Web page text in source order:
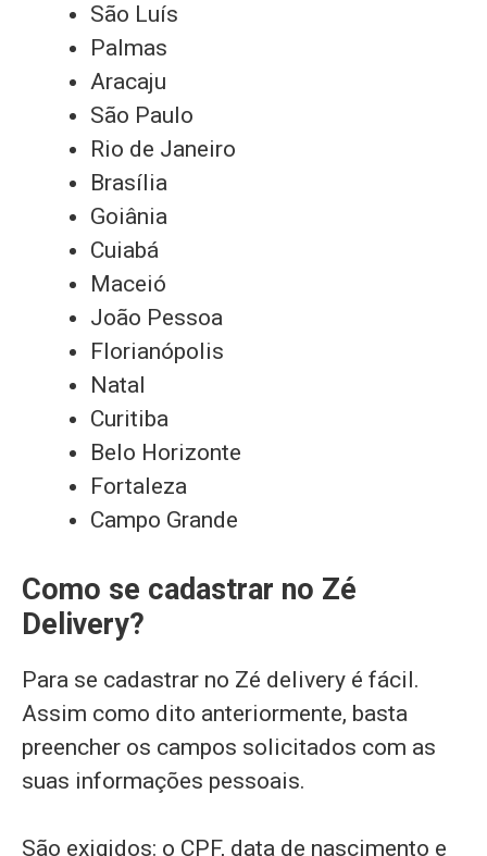
São Luís
Palmas
Aracaju
São Paulo
Rio de Janeiro
Brasília
Goiânia
Cuiabá
Maceió
João Pessoa
Florianópolis
Natal
Curitiba
Belo Horizonte
Fortaleza
Campo Grande
Como se cadastrar no Zé
Delivery?
Para se cadastrar no Zé delivery é fácil.
Assim como dito anteriormente, basta
preencher os campos solicitados com as
suas informações pessoais.
São exigidos: o CPF, data de nascimento e